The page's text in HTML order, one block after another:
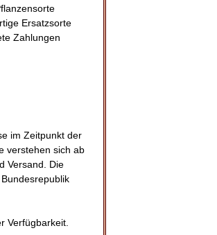
Ersatzsorte
Zahlungen
im Zeitpunkt der
verstehen sich ab
Versand. Die
Verfügbarkeit.